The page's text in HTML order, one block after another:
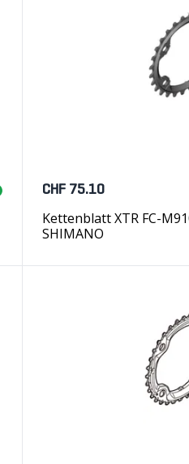
CHF 75.10
Kettenblatt XTR FC-
SHIMANO